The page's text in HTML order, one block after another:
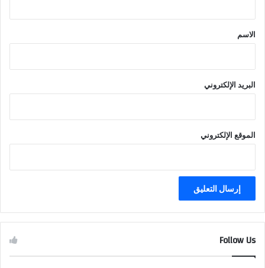
*
الاسم
البريد الإلكتروني
الموقع الإلكتروني
Follow Us